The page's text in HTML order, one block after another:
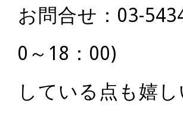
お問合せ：03-
0～18：00)
している点も嬉し